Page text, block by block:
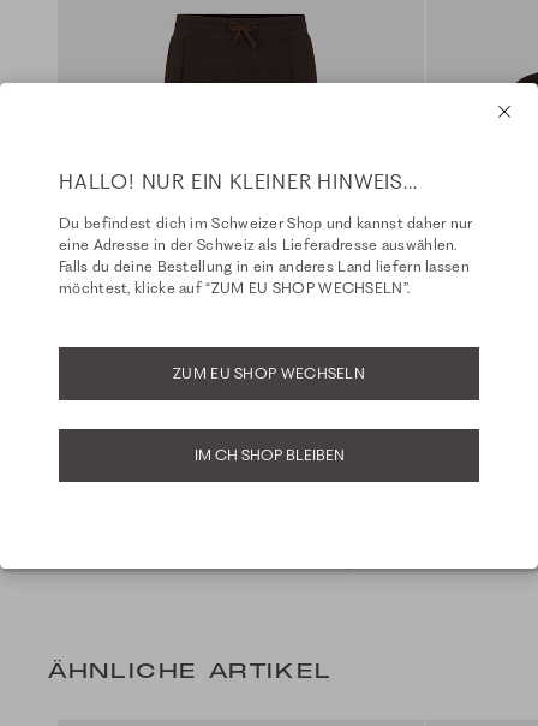
ÄHNLICHE ARTIKEL
HALLO! NUR EIN KLEINER HINWEIS...
Du befindest dich im Schweizer Shop und kannst daher nur
eine Adresse in der Schweiz als Lieferadresse auswählen.
Falls du deine Bestellung in ein anderes Land liefern lassen
möchtest, klicke auf “ZUM EU SHOP WECHSELN”.
ZUM EU SHOP WECHSELN
IM CH SHOP BLEIBEN